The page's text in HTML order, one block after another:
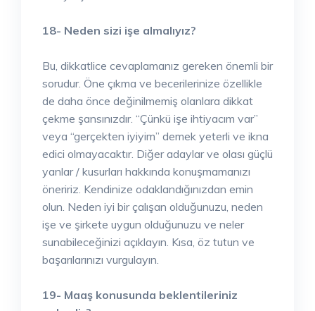
18- Neden sizi işe almalıyız?
Bu, dikkatlice cevaplamanız gereken önemli bir
sorudur. Öne çıkma ve becerilerinize özellikle
de daha önce değinilmemiş olanlara dikkat
çekme şansınızdır. “Çünkü işe ihtiyacım var”
veya “gerçekten iyiyim” demek yeterli ve ikna
edici olmayacaktır. Diğer adaylar ve olası güçlü
yanlar / kusurları hakkında konuşmamanızı
öneririz. Kendinize odaklandığınızdan emin
olun. Neden iyi bir çalışan olduğunuzu, neden
işe ve şirkete uygun olduğunuzu ve neler
sunabileceğinizi açıklayın. Kısa, öz tutun ve
başarılarınızı vurgulayın.
19- Maaş konusunda beklentileriniz